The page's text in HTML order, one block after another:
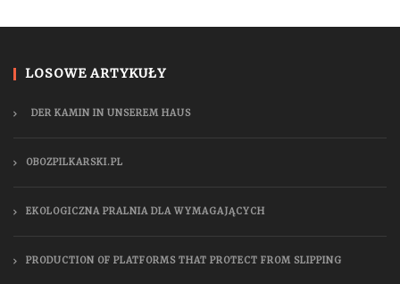
LOSOWE ARTYKUŁY
DER KAMIN IN UNSEREM HAUS
OBOZPILKARSKI.PL
EKOLOGICZNA PRALNIA DLA WYMAGAJĄCYCH
PRODUCTION OF PLATFORMS THAT PROTECT FROM SLIPPING